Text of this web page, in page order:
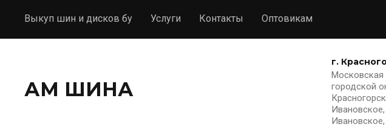
Выкуп шин и дисков бу Услуги Контакты Оптовикам
АМ ШИНА
г.
Московская
городской